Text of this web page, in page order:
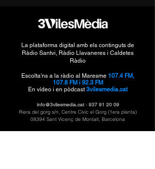
La plataforma digital amb els continguts de
Ràdio Santvi, Ràdio Llavaneres i Caldetes
Ràdio
Escolta'ns a la ràdio al Maresme 107.4 FM,
107.8 FM i 92.3 FM
En vídeo i en pòdcast 3vilesmedia.cat
info@3vilesmedia.cat· 937 91 20 09
Riera del gorg s/n, Centre Civic el Gorg (1era planta)
08394 Sant Vicenç de Montalt, Barcelona